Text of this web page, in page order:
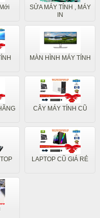
SỬA MÁY TÍNH , MÁY
IN
MÀN HÌNH MÁY TÍNH
CÂY MÁY TÍNH CŨ
LAPTOP CŨ GIÁ RẺ